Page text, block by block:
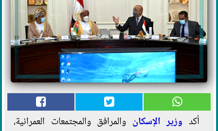
أكد وزير الإسكان والمرافق والمجتمعات العمرانية،